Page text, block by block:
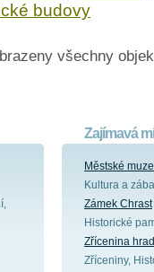
budovy
všechny
Zajímavá
Městské
Kultura a
Zámek Chrast
Historické
Zřícenina
Zříceniny,